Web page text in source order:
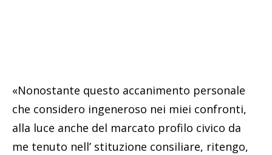
«Nonostante questo accanimento personale
che considero ingeneroso nei miei confronti,
alla luce anche del marcato profilo civico da
me tenuto nell’ stituzione consiliare, ritengo,